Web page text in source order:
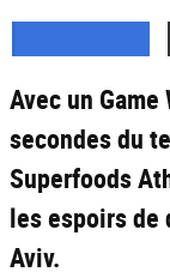
Avec un
secondes du
Superfoods
les espoirs de
Aviv.